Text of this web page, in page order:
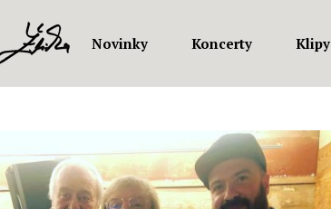
Novinky Koncerty Klipy